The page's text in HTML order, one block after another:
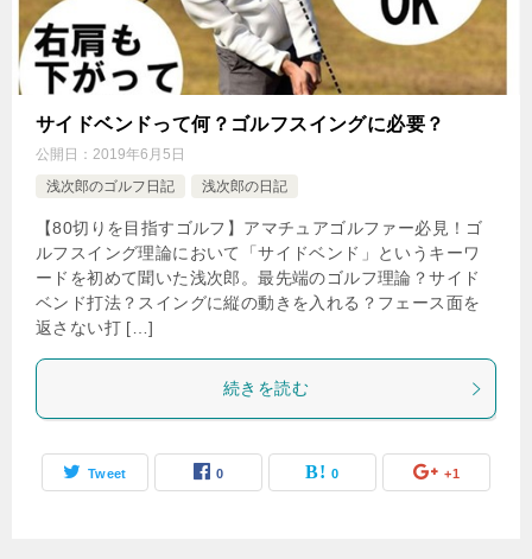
サイドベンドって何？ゴルフスイングに必要？
公開日： 2019年6月5日
浅次郎のゴルフ日記
浅次郎の日記
【80切りを目指すゴルフ】アマチュアゴルファー必見！ゴ
ルフスイング理論において「サイドベンド」というキーワ
ードを初めて聞いた浅次郎。最先端のゴルフ理論？サイド
ベンド打法？スイングに縦の動きを入れる？フェース面を
返さない打 […]
続きを読む
Tweet 0 0 +1